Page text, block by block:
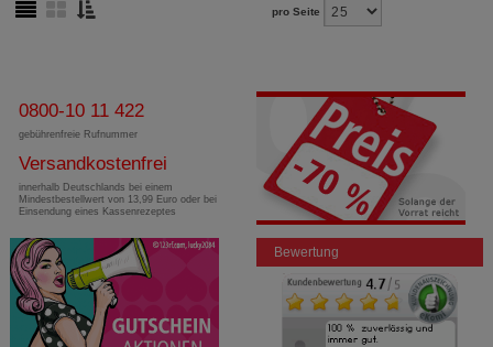
pro Seite
0800-10 11 422
gebührenfreie Rufnummer
Versandkostenfrei
innerhalb Deutschlands bei einem
Mindestbestellwert von 13,99 Euro oder bei
Einsendung eines Kassenrezeptes
Bewertung